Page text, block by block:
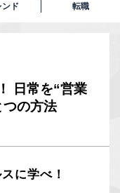
ンド 転職
日常を“営業
つの方法
に学べ！